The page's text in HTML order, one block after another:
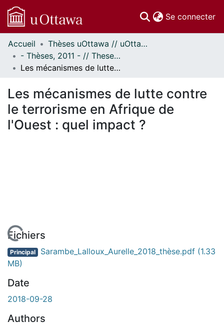
Se connecter
Communautés
et collections
Parcourir
À propos
Accueil
Thèses uOttawa // uOttawa Theses
- Thèses, 2011 - // Theses, 2011 -
Les mécanismes de lutte contre le terrorisme en Afrique de l'Ouest : quel impact ?
Les mécanismes de lutte contre
le terrorisme en Afrique de
l'Ouest : quel impact ?
En cours de chargement...
Fichiers
Principal Sarambe_Lalloux_Aurelle_2018_thèse.pdf (1.33
MB)
Date
2018-09-28
Authors